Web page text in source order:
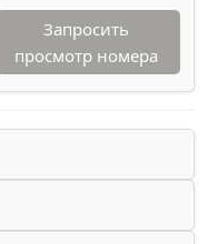
Запросить
просмотр номера